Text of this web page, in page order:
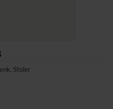
, Stoler